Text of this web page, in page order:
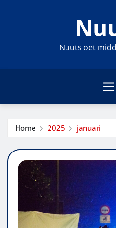
Nuuts oet
Home 2025 januari